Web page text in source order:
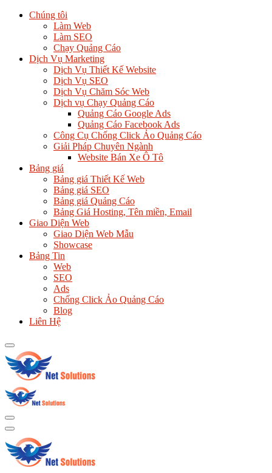
Chúng tôi
Làm Web
Làm SEO
Chạy Quảng Cáo
Dịch Vụ Marketing
Dịch Vụ Thiết Kế Website
Dịch Vụ SEO
Dịch Vụ Chăm Sóc Web
Dịch vụ Chạy Quảng Cáo
Quảng Cáo Google Ads
Quảng Cáo Facebook Ads
Công Cụ Chống Click Ảo Quảng Cáo
Giải Pháp Chuyên Ngành
Website Bán Xe Ô Tô
Bảng giá
Bảng giá Thiết Kế Web
Bảng giá SEO
Bảng giá Quảng Cáo
Bảng Giá Hosting, Tên miền, Email
Giao Diện Web
Giao Diện Web Mẫu
Showcase
Bảng Tin
Web
SEO
Ads
Chống Click Ảo Quảng Cáo
Blog
Liên Hệ